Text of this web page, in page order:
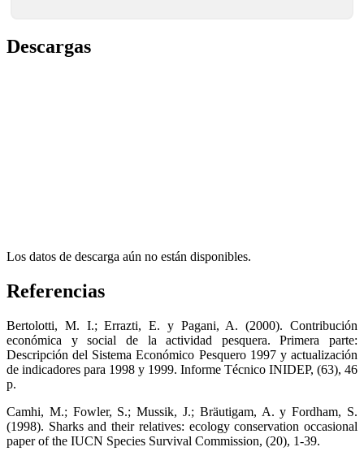
Descargas
Los datos de descarga aún no están disponibles.
Referencias
Bertolotti, M. I.; Errazti, E. y Pagani, A. (2000). Contribución
económica y social de la actividad pesquera. Primera parte:
Descripción del Sistema Económico Pesquero 1997 y actualización
de indicadores para 1998 y 1999. Informe Técnico INIDEP, (63), 46
p.
Camhi, M.; Fowler, S.; Mussik, J.; Bräutigam, A. y Fordham, S.
(1998). Sharks and their relatives: ecology conservation occasional
paper of the IUCN Species Survival Commission, (20), 1-39.